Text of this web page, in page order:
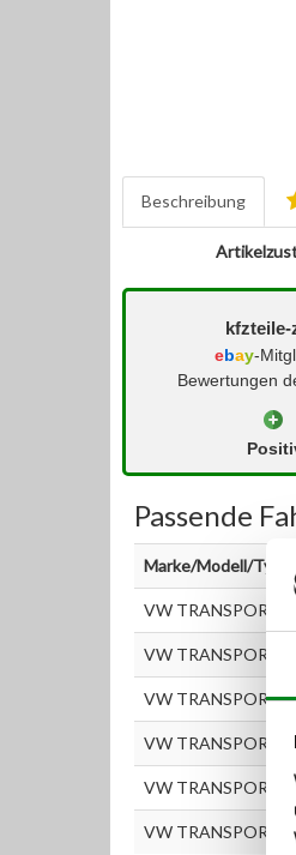
Beschreibung
ebay-
Bewertungen
Passende
Marke/Modell/Typ
VW
VW
VW
VW
VW
VW